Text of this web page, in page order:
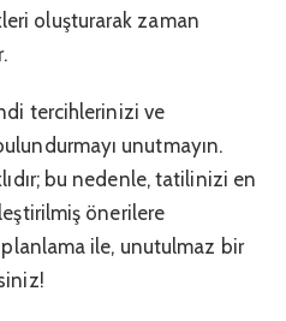
oluşturarak zaman
tercihlerinizi ve
unutmayın.
bu nedenle, tatilinizi en
önerilere
planlama ile, unutulmaz bir